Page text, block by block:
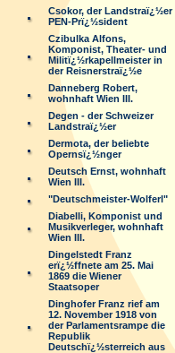
Csokor, der Landstraï¿½er
PEN-Prï¿½sident
Czibulka Alfons,
Komponist, Theater- und
Militï¿½rkapellmeister in
der Reisnerstraï¿½e
Danneberg Robert,
wohnhaft Wien III.
Degen - der Schweizer
Landstraï¿½er
Dermota, der beliebte
Opernsï¿½nger
Deutsch Ernst, wohnhaft
Wien III.
"Deutschmeister-Wolferl"
Diabelli, Komponist und
Musikverleger, wohnhaft
Wien III.
Dingelstedt Franz
erï¿½ffnete am 25. Mai
1869 die Wiener
Staatsoper
Dinghofer Franz rief am
12. November 1918 von
der Parlamentsrampe die
Republik
Deutschï¿½sterreich aus